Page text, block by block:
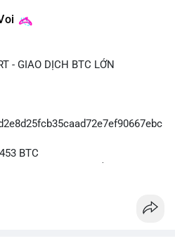
- GIAO DỊCH BTC LỚN
BTC